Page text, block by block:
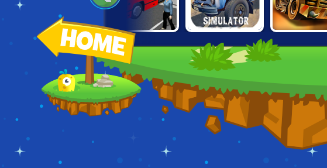
RUSSIAN CAR
DRIVER: ZIL-130
BUS SIMULATOR
2019
RUSSIAN PICKUP
DRIVER